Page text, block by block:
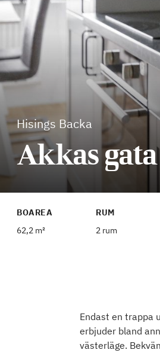
Hisings Backa
Akkas
BOAREA
62,2 m²
RUM
2 rum
Endast en trappa
erbjuder bland
västerläge.